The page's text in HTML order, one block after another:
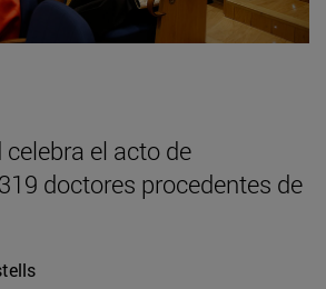
el acto de
doctores procedentes de